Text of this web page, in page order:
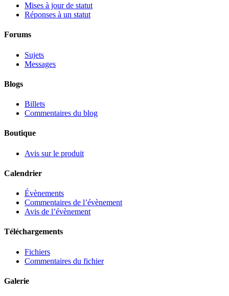
Mises à jour de statut
Réponses à un statut
Forums
Sujets
Messages
Blogs
Billets
Commentaires du blog
Boutique
Avis sur le produit
Calendrier
Évènements
Commentaires de l’évènement
Avis de l’évènement
Téléchargements
Fichiers
Commentaires du fichier
Galerie